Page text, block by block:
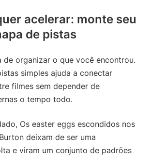
acelerar: monte seu
de pistas
de organizar o que você encontrou.
simples ajuda a conectar
filmes sem depender de
o tempo todo.
Os easter eggs escondidos nos
deixam de ser uma
e viram um conjunto de padrões